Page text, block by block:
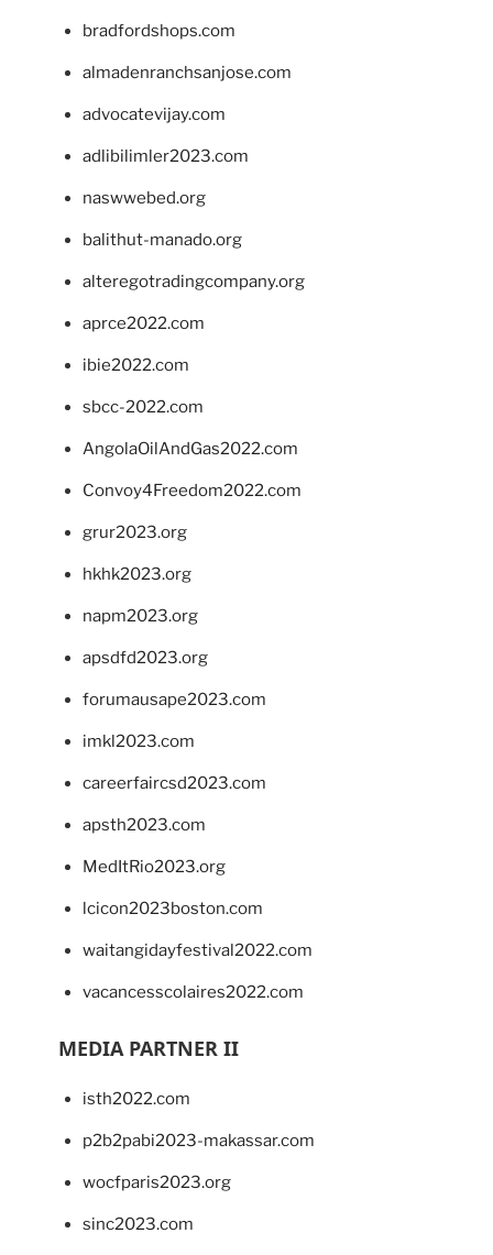
bradfordshops.com
almadenranchsanjose.com
advocatevijay.com
adlibilimler2023.com
naswwebed.org
balithut-manado.org
alteregotradingcompany.org
aprce2022.com
ibie2022.com
sbcc-2022.com
AngolaOilAndGas2022.com
Convoy4Freedom2022.com
grur2023.org
hkhk2023.org
napm2023.org
apsdfd2023.org
forumausape2023.com
imkl2023.com
careerfaircsd2023.com
apsth2023.com
MedItRio2023.org
lcicon2023boston.com
waitangidayfestival2022.com
vacancesscolaires2022.com
MEDIA PARTNER II
isth2022.com
p2b2pabi2023-makassar.com
wocfparis2023.org
sinc2023.com